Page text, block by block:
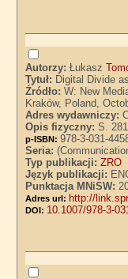
Autorzy:Łukasz
Tytuł: Digital Divide
Źródło:W: New
Kraków, Poland,
Adres wydawniczy:
Opis fizyczny:S.
p-ISBN:978-3-031-
Seria:
Typ publikacji:ZRO
Język publikacji:
Punktacja MNiSW:
Adres url: http://
DOI: 10.1007/978-3-